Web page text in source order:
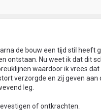
de bouw een tijd stil heeft
ontstaan. Nu weet ik dat dit
waardoor ik vrees dat
verzorgde en zij geven aan
leg.
of ontkrachten.